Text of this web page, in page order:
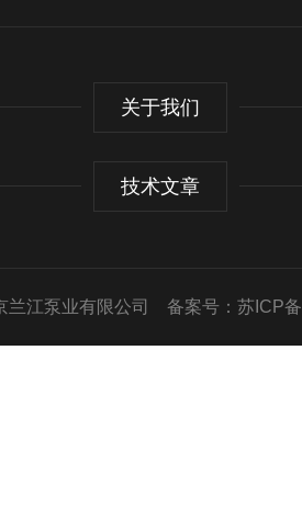
关于我们
技术文章
兰江泵业有限公司 备案号：苏ICP